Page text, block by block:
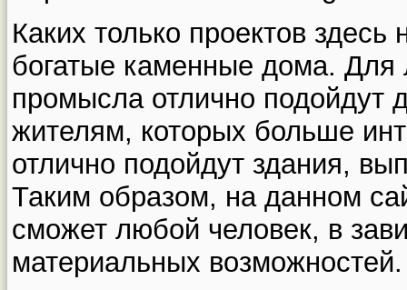
Каких только проектов
богатые каменные дома. Для
промысла отлично подойдут
жителям, которых больше
отлично подойдут здания,
Таким образом, на данном
сможет любой человек, в
материальных возможностей.